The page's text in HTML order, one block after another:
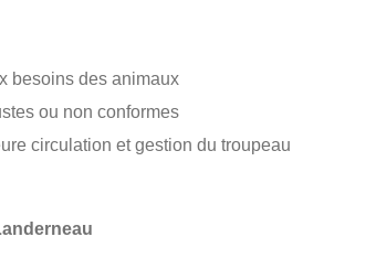
besoins des animaux
ou non conformes
circulation et gestion du troupeau